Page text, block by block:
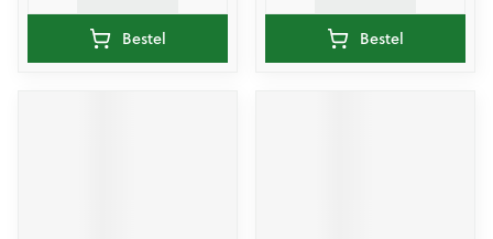
Bestel Bestel